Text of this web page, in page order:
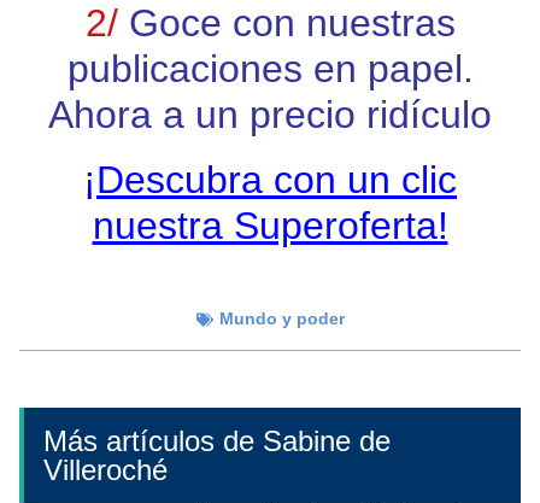
2/Goce con nuestras
publicaciones en papel.
Ahora a un precio ridículo
¡Descubra con un clic
nuestra Superoferta!
Mundo y poder
Más artículos de Sabine de
Villeroché